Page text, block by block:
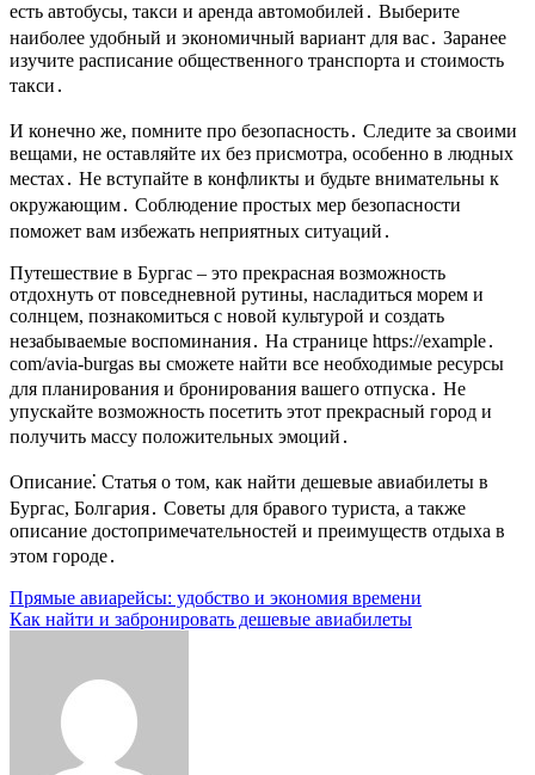
есть автобусы, такси и аренда автомобилей․ Выберите
наиболее удобный и экономичный вариант для вас․ Заранее
изучите расписание общественного транспорта и стоимость
такси․
И конечно же, помните про безопасность․ Следите за своими
вещами, не оставляйте их без присмотра, особенно в людных
местах․ Не вступайте в конфликты и будьте внимательны к
окружающим․ Соблюдение простых мер безопасности
поможет вам избежать неприятных ситуаций․
Путешествие в Бургас – это прекрасная возможность
отдохнуть от повседневной рутины, насладиться морем и
солнцем, познакомиться с новой культурой и создать
незабываемые воспоминания․ На странице https://example․
com/avia-burgas вы сможете найти все необходимые ресурсы
для планирования и бронирования вашего отпуска․ Не
упускайте возможность посетить этот прекрасный город и
получить массу положительных эмоций․
Описание⁚ Статья о том, как найти дешевые авиабилеты в
Бургас, Болгария․ Советы для бравого туриста, а также
описание достопримечательностей и преимуществ отдыха в
этом городе․
Навигация
по
Прямые авиарейсы: удобство и экономия времени
Как найти и забронировать дешевые авиабилеты